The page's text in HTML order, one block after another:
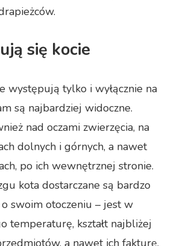
się kocie
występują tylko i wyłącznie na
są najbardziej widoczne.
nad oczami zwierzęcia, na
dolnych i górnych, a nawet
po ich wewnętrznej stronie.
kota dostarczane są bardzo
swoim otoczeniu – jest w
temperaturę, kształt najbliżej
a nawet ich fakturę.